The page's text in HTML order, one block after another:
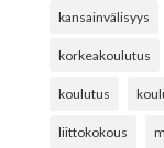
kansainvälisyys
korkeakoulutus
koulutus
liittokokous